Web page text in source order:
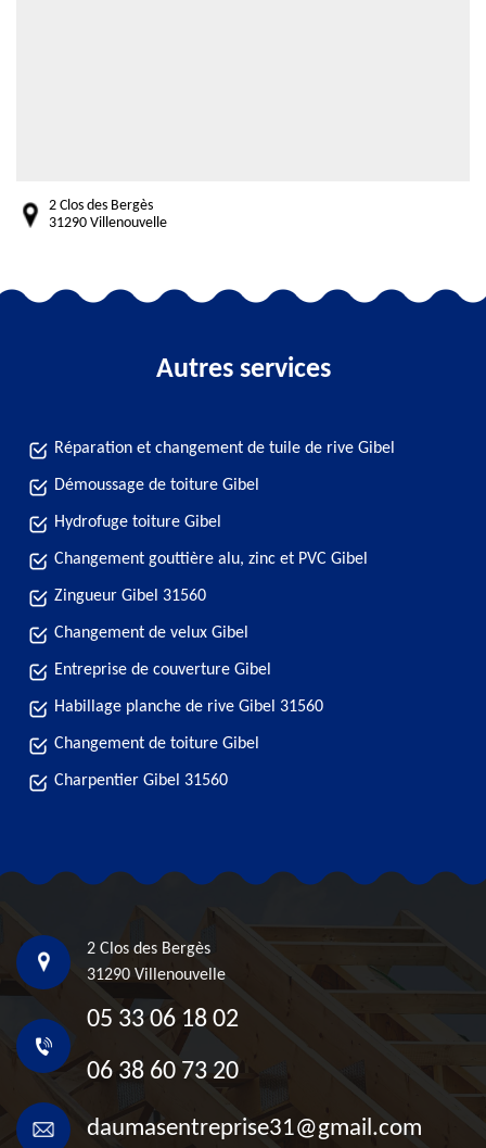
2 Clos des Bergès
31290 Villenouvelle
Autres services
Réparation et changement de tuile de rive Gibel
Démoussage de toiture Gibel
Hydrofuge toiture Gibel
Changement gouttière alu, zinc et PVC Gibel
Zingueur Gibel 31560
Changement de velux Gibel
Entreprise de couverture Gibel
Habillage planche de rive Gibel 31560
Changement de toiture Gibel
Charpentier Gibel 31560
2 Clos des Bergès
31290 Villenouvelle
05 33 06 18 02
06 38 60 73 20
daumasentreprise31@gmail.com